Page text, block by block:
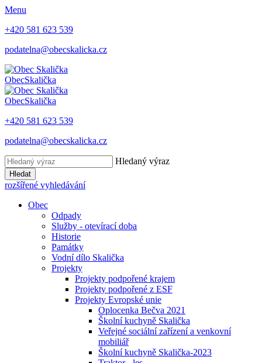
Menu
+420 581 623 539
podatelna@obecskalicka.cz
ObecSkalička
ObecSkalička
+420 581 623 539
podatelna@obecskalicka.cz
Hledaný výraz
Hledat
rozšířené vyhledávání
Obec
Odpady
Služby - otevírací doba
Historie
Památky
Vodní dílo Skalička
Projekty
Projekty podpořené krajem
Projekty podpořené z ESF
Projekty Evropské unie
Oplocenka Bečva 2021
Školní kuchyně Skalička
Veřejné sociální zařízení a venkovní
mobiliář
Školní kuchyně Skalička-2023